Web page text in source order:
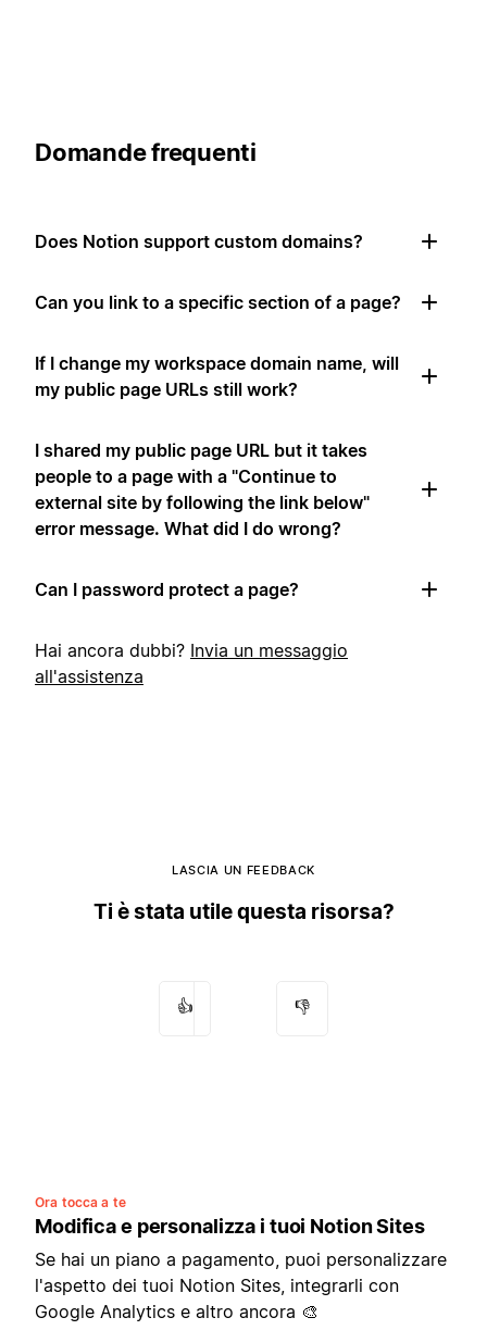
Domande frequenti
Does Notion support custom domains?
Can you link to a specific section of a page?
If I change my workspace domain name, will
my public page URLs still work?
I shared my public page URL but it takes
people to a page with a "Continue to
external site by following the link below"
error message. What did I do wrong?
Can I password protect a page?
Hai ancora dubbi? Invia un messaggio
all'assistenza
LASCIA UN FEEDBACK
Ti è stata utile questa risorsa?
👍 👎
Ora tocca a te
Modifica e personalizza i tuoi Notion Sites
Se hai un piano a pagamento, puoi personalizzare
l'aspetto dei tuoi Notion Sites, integrarli con
Google Analytics e altro ancora 🎨